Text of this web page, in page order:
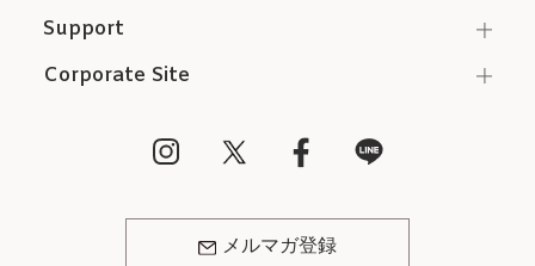
Support
Corporate Site
メルマガ登録